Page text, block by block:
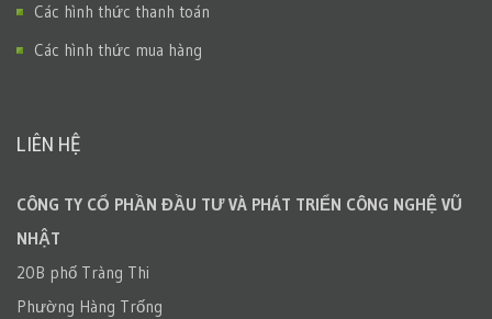
Các hình thức thanh toán
Các hình thức mua hàng
LIÊN HỆ
CÔNG TY CỔ PHẦN ĐẦU TƯ VÀ PHÁT TRIỂN CÔNG NGHỆ VŨ
NHẬT
20B phố Tràng Thi
Phường Hàng Trống